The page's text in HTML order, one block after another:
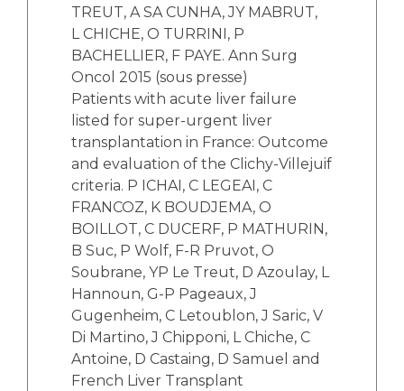
TREUT, A SA CUNHA, JY MABRUT,
L CHICHE, O TURRINI, P
BACHELLIER, F PAYE. Ann Surg
Oncol 2015 (sous presse)
Patients with acute liver failure
listed for super-urgent liver
transplantation in France: Outcome
and evaluation of the Clichy-Villejuif
criteria. P ICHAI, C LEGEAI, C
FRANCOZ, K BOUDJEMA, O
BOILLOT, C DUCERF, P MATHURIN,
B Suc, P Wolf, F-R Pruvot, O
Soubrane, YP Le Treut, D Azoulay, L
Hannoun, G-P Pageaux, J
Gugenheim, C Letoublon, J Saric, V
Di Martino, J Chipponi, L Chiche, C
Antoine, D Castaing, D Samuel and
French Liver Transplant